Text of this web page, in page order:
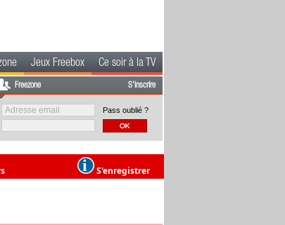
Jeux Freebox Ce soir à la TV
Freezone S'inscrire
Pass oublié ?
S'enregistrer